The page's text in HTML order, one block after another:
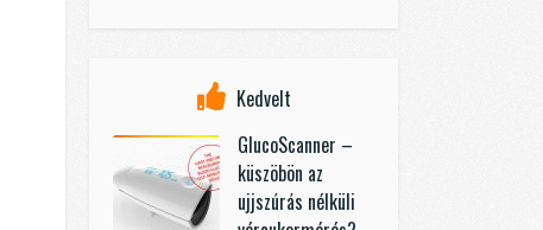
Kedvelt
GlucoScanner –
küszöbön az
ujjszúrás nélküli